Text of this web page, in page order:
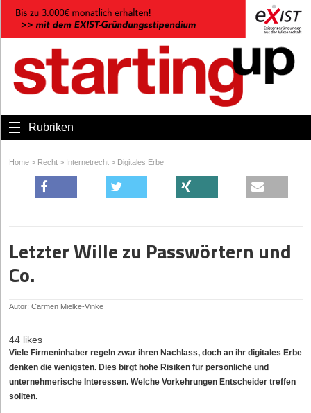
Rubriken
Home > Recht > Internetrecht > Digitales Erbe
Letzter Wille zu Passwörtern und
Co.
Autor: Carmen Mielke-Vinke
44 likes
Viele Firmeninhaber regeln zwar ihren Nachlass, doch an ihr digitales Erbe
denken die wenigsten. Dies birgt hohe Risiken für persönliche und
unternehmerische Interessen. Welche Vorkehrungen Entscheider treffen
sollten.